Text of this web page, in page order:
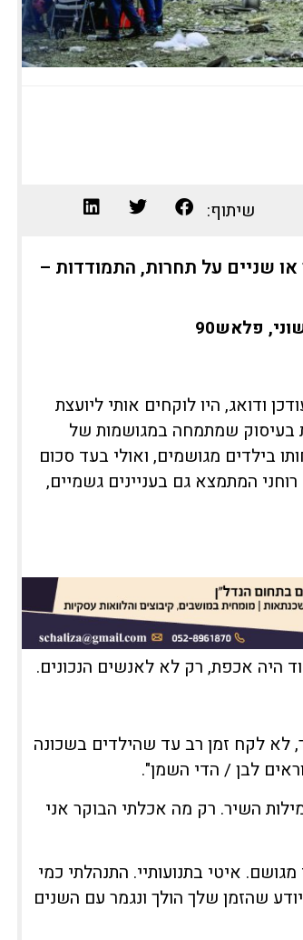
שיתוף:
שניים על תחרות, התמודדות –
פלאש90
ודואג, היו לוקחים אותי ליועצת
בעיסוק שמתמחה במגושמות של
בילדים מגושמים, ואולי בעד סכום
המתמצא גם בעניינים גשמיים,
היה אכפת, רק לא לאנשים הנכונים.
לא לקח זמן רב עד שהילדים בשכונה
לבן / הדי השמן".
72 היום, ועדיין זוכר את מילות השיר. רק מה אכלתי הבוקר אני
איטי בתנועותיי. התנהלתי כמי
שהזמן שלך הולך ונגמר עם השנים